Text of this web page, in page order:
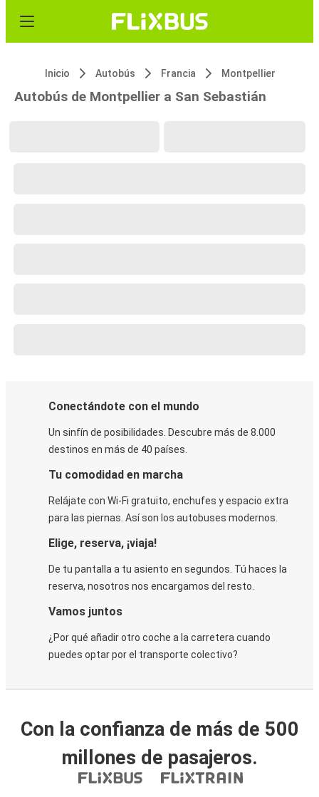
Inicio Autobús Francia Montpellier
Autobús de Montpellier a San Sebastián
Conectándote con el mundo
Un sinfín de posibilidades. Descubre más de 8.000
destinos en más de 40 países.
Tu comodidad en marcha
Relájate con Wi-Fi gratuito, enchufes y espacio extra
para las piernas. Así son los autobuses modernos.
Elige, reserva, ¡viaja!
De tu pantalla a tu asiento en segundos. Tú haces la
reserva, nosotros nos encargamos del resto.
Vamos juntos
¿Por qué añadir otro coche a la carretera cuando
puedes optar por el transporte colectivo?
Con la confianza de más de 500
millones de pasajeros.